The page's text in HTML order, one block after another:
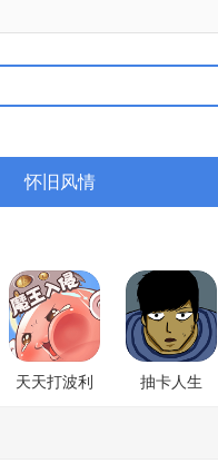
怀旧风情
天天打波利 抽卡人生